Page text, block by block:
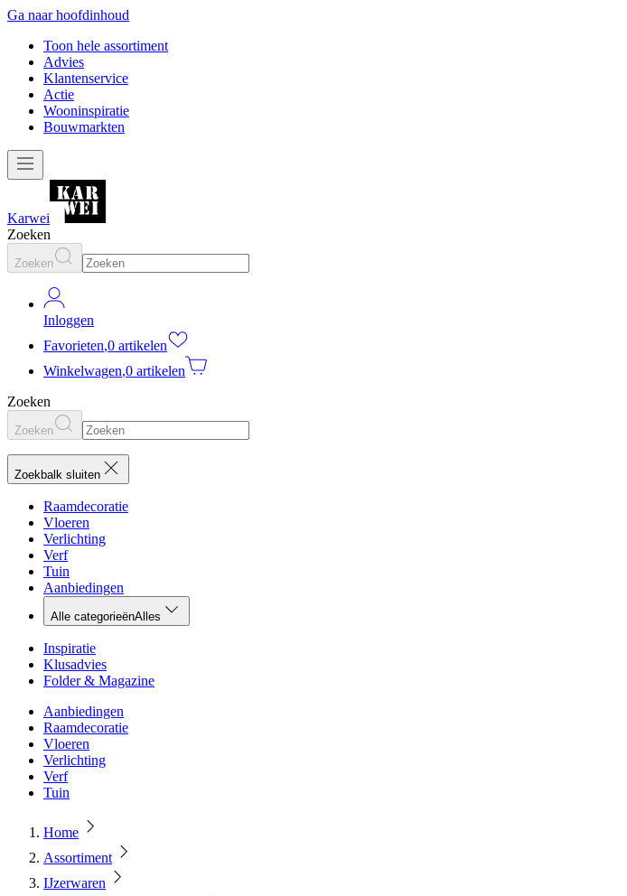
Ga naar hoofdinhoud
Toon hele assortiment
Advies
Klantenservice
Actie
Wooninspiratie
Bouwmarkten
Karwei
Zoeken
Zoeken
Inloggen
Favorieten,0 artikelen
Winkelwagen,0 artikelen
Zoeken
Zoeken
Zoekbalk sluiten
Raamdecoratie
Vloeren
Verlichting
Verf
Tuin
Aanbiedingen
Alle categorieënAlles
Inspiratie
Klusadvies
Folder & Magazine
Aanbiedingen
Raamdecoratie
Vloeren
Verlichting
Verf
Tuin
Home
Assortiment
IJzerwaren